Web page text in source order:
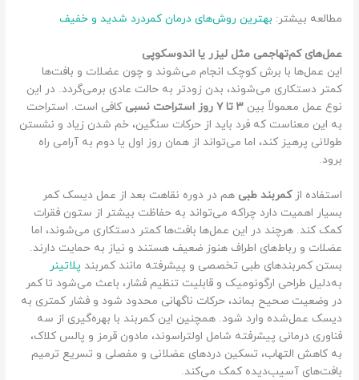
مطالعه بیشتر: بهترین روش‌های درمان کمردرد شدید و خفیف
عمل‌های کم‌تهاجمی مثل لیزر یا اندوسکوپی
این عمل‌ها با برش کوچک انجام می‌شوند و چون عضلات و بافت‌ها
کمتر دستکاری می‌شوند، بدن زودتر به حالت عادی برمی‌گردد. در این
نوع عمل معمولاً بین۳ تا ۷ روز استراحت نسبی
کافی است. استراحت
به این معناست که فرد باید از حرکات سنگین، خم شدن زیاد و نشستن
طولانی پرهیز کند، اما می‌تواند از همان روز اول یا دوم به آرامی راه
برود.
استفاده ازکمربند طبی هم در دوره نقاهت بعد از عمل دیسک کمر
بسیار اهمیت دارد چراکه می‌تواند به حفاظت بیشتر از ستون فقرات
کمک کند. هرچند در این عمل‌ها بافت‌ها کمتر دستکاری می‌شوند، اما
عضلات و رباط‌های اطراف هنوز ضعیف هستند و نیاز به حمایت دارند.
بستن کمربندهای طبی تخصصی و پیشرفته مانند کمربند پلاتینر
به‌دلیل طراحی ارگونومیک و قابلیت تنظیم فشار، باعث می‌شود تا کمر
در وضعیت صحیح بماند، حرکات ناگهانی محدود شود و فشار کمتری به
دیسک عمل‌شده وارد شود. همچنین این کمربند با بهره‌گیری از سه
فناوری درمانی پیشرفته شامل اولتراسوند، مادون قرمز و پالس کلاک،
به کاهش التهاب، تسکین دردهای عضلانی و مفصلی و تسریع ترمیم
بافت‌های آسیب‌دیده کمک می‌کند.